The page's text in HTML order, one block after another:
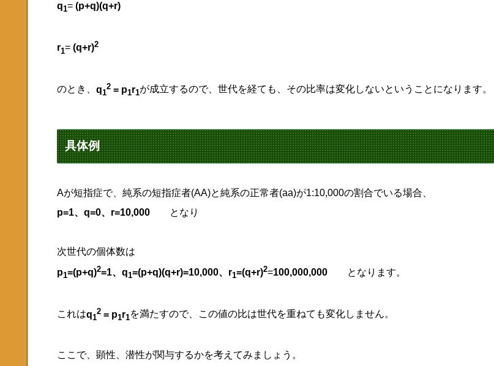
q1= (p+q)(q+r)
r1= (q+r)2
のとき、 q1
2 = p1r1が成立するので、世代を経ても、その比率は変化しないということになります。
具体例
Aが短指症で、純系の短指症者(AA)と純系の正常者(aa)が1:10,000の割合でいる場合、
p=1、q=0、r=10,000 となり
次世代の個体数は
p1=(p+q)2=1、q1=(p+q)(q+r)=10,000、r1=(q+r)2=100,000,000 となります。
これはq1
2 = p1r1を満たすので、この値の比は世代を重ねても変化しません。
ここで、顕性、潜性が関与するかを考えてみましょう。